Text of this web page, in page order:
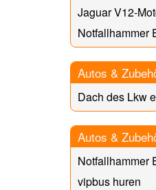
Jaguar V12-
Notfallhammer
Autos &
Dach des Lkw
Autos &
Notfallhammer
vipbus huren